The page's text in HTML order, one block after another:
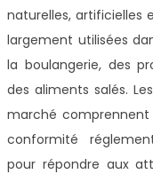
naturelles, artificielles
largement utilisées
la boulangerie, des
des aliments salés.
marché comprennent
conformité
pour répondre aux